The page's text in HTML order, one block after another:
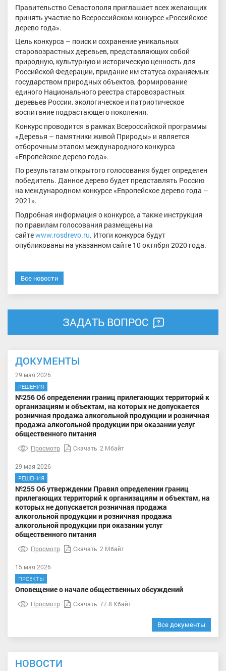
Правительство Севастополя приглашает всех желающих
принять участие во Всероссийском конкурсе «Российское
дерево года».
Цель конкурса – поиск и сохранение уникальных
старовозрастных деревьев, представляющих собой
природную, культурную и историческую ценность для
Российской Федерации, придание им статуса охраняемых
государством природных объектов, формирование
единого Национального реестра старовозрастных
деревьев России, экологическое и патриотическое
воспитание подрастающего поколения.
Конкурс проводится в рамках Всероссийской программы
«Деревья – памятники живой Природы» и является
отборочным этапом международного конкурса
«Европейское дерево года».
По результатам открытого голосования будет определен
победитель. Данное дерево будет представлять Россию
на международном конкурсе «Европейское дерево года –
2021».
Подробная информация о конкурсе, а также инструкция
по правилам голосования размещены на
сайтеwww.rosdrevo.ru. Итоги конкурса будут
опубликованы на указанном сайте 10 октября 2020 года.
Все новости
ЗАДАТЬ ВОПРОС
ДОКУМЕНТЫ
29 мая 2026
РЕШЕНИЯ
№256 Об определении границ прилегающих территорий к
организациям и объектам, на которых не допускается
розничная продажа алкогольной продукции и розничная
продажа алкогольной продукции при оказании услуг
общественного питания
Просмотр Скачать 2 Мбайт
29 мая 2026
РЕШЕНИЯ
№255 Об утверждении Правил определении границ
прилегающих территорий к организациям и объектам, на
которых не допускается розничная продажа
алкогольной продукции и розничная продажа
алкогольной продукции при оказании услуг
общественного питания
Просмотр Скачать 2 Мбайт
15 мая 2026
ПРОЕКТЫ
Оповещение о начале общественных обсуждений
Просмотр Скачать 77.8 Кбайт
Все документы
НОВОСТИ